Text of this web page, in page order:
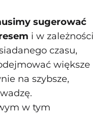
sugerować
i w zależności
czasu,
większe
na szybsze,
w tym